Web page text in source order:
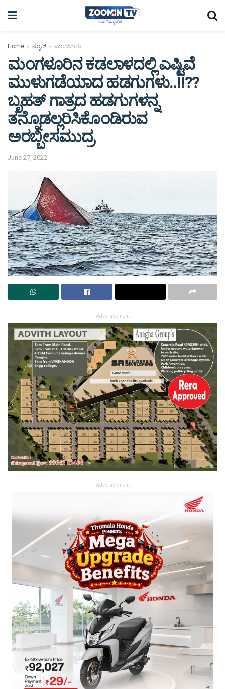
Home ನ್ಯೂಸ್ ಮಂಗಳೂರು
ಮಂಗಳೂರಿನ ಕಡಲಾಳದಲ್ಲಿ ಎಷ್ಟಿವೆ
ಮುಳುಗಡೆಯಾದ ಹಡಗುಗಳು..!!??
ಬೃಹತ್ ಗಾತ್ರದ ಹಡಗುಗಳನ್ನ
ತನ್ನೊಡಲ್ಲರಿಸಿಕೊಂಡಿರುವ
ಅರಬ್ಬೀಸಮುದ್ರ
June 27, 2022
Advertisement
Advertisement